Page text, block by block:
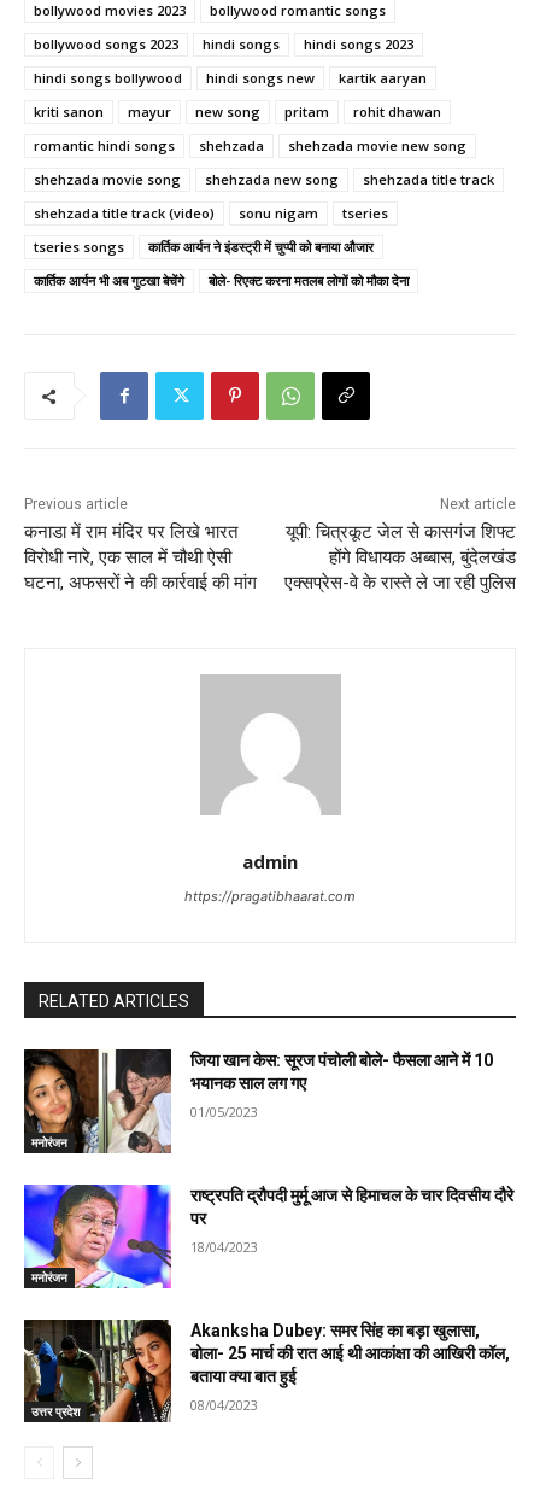
bollywood movies 2023
bollywood romantic songs
bollywood songs 2023
hindi songs
hindi songs 2023
hindi songs bollywood
hindi songs new
kartik aaryan
kriti sanon
mayur new song pritam
rohit dhawan
romantic hindi songs
shehzada
shehzada movie new song
shehzada movie song
shehzada new song
shehzada title track
shehzada title track (video)
sonu nigam
tseries
tseries songs
कार्तिक आर्यन ने इंडस्ट्री में चुप्पी को बनाया औजार
कार्तिक आर्यन भी अब गुटखा बेचेंगे
बोले- रिएक्ट करना मतलब लोगों को मौका देना
Previous article
कनाडा में राम मंदिर पर लिखे भारत
विरोधी नारे, एक साल में चौथी ऐसी
घटना, अफसरों ने की कार्रवाई की मांग
Next article
यूपी: चित्रकूट जेल से कासगंज शिफ्ट
होंगे विधायक अब्बास, बुंदेलखंड
एक्सप्रेस-वे के रास्ते ले जा रही पुलिस
admin
https://pragatibhaarat.com
RELATED ARTICLES
मनोरंजन
जिया खान केस: सूरज पंचोली बोले- फैसला आने में 10
भयानक साल लग गए
01/05/2023
मनोरंजन
राष्ट्रपति द्रौपदी मुर्मू आज से हिमाचल के चार दिवसीय दौरे
पर
18/04/2023
उत्तर प्रदेश
Akanksha Dubey: समर सिंह का बड़ा खुलासा,
बोला- 25 मार्च की रात आई थी आकांक्षा की आखिरी कॉल,
बताया क्या बात हुई
08/04/2023